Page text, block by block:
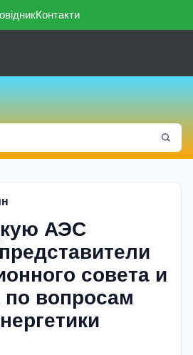
Контакти
АЭС
совета и
по вопросам